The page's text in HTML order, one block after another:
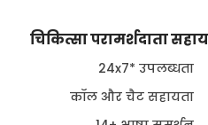
चिकित्सा परामर्शदाता
24x7* उपलब्धता
कॉल और चैट सहायता